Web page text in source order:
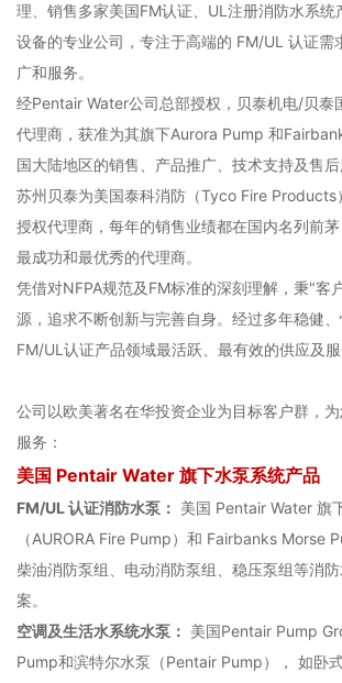
理、销售多家美国FM认证、UL注册消防水系统
设备的专业公司，专注于高端的 FM/UL 认证需
广和服务。
经Pentair Water公司总部授权，贝泰机电/贝泰
代理商，获准为其旗下Aurora Pump 和
国大陆地区的销售、产品推广、技术支持及售后
苏州贝泰为美国泰科消防（Tyco Fire Products
授权代理商，每年的销售业绩都在国内名列前
最成功和最优秀的代理商。
凭借对NFPA规范及FM标准的深刻理解，秉"客
源，追求不断创新与完善自身。经过多年稳健
FM/UL认证产品领域最活跃、最有效的供应及服
公司以欧美著名在华投资企业为目标客户群，
服务：
美国 Pentair Water 旗下水泵系统产品
FM/UL 认证消防水泵： 美国 Pentair Water 旗
（AURORA Fire Pump）和 Fairbanks Morse
柴油消防泵组、电动消防泵组、稳压泵组等消
案。
空调及生活水系统水泵： 美国Pentair Pump
Pump和滨特尔水泵（Pentair Pump）， 如卧